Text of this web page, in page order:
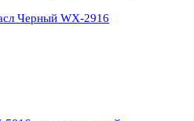
Черный WX-2916